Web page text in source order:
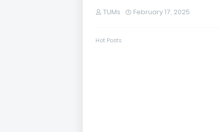
TUMs February 17, 2025
Hot Posts